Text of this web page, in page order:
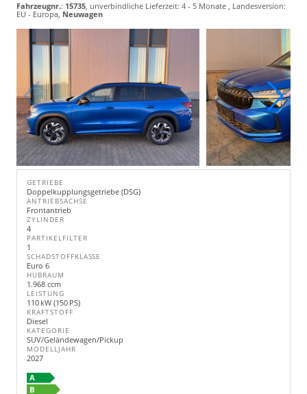
Fahrzeugnr.: 15735, unverbindliche Lieferzeit: 4 - 5 Monate , Landesversion:
EU - Europa, Neuwagen
GETRIEBE
Doppelkupplungsgetriebe (DSG)
ANTRIEBSACHSE
Frontantrieb
ZYLINDER
4
PARTIKELFILTER
1
SCHADSTOFFKLASSE
Euro 6
HUBRAUM
1.968 ccm
LEISTUNG
110 kW (150 PS)
KRAFTSTOFF
Diesel
KATEGORIE
SUV/Geländewagen/Pickup
MODELLJAHR
2027